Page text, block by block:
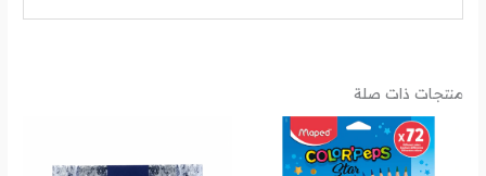
منتجات ذات صلة